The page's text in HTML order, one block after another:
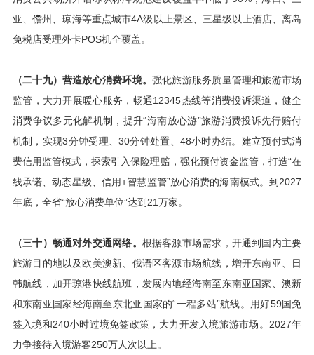
亚、儋州、琼海等重点城市4A级以上景区、三星级以上酒店、离岛
免税店受理外卡POS机全覆盖。
（二十九）营造放心消费环境。 强化旅游服务质量管理和旅游市场
监管，大力开展暖心服务，畅通12345热线等消费投诉渠道，健全
消费争议多元化解机制，提升“海南放心游”旅游消费投诉先行赔付
机制，实现3分钟受理、30分钟处置、48小时办结。建立预付式消
费信用监管模式，探索引入保险理赔，强化预付资金监管，打造“在
线承诺、动态星级、信用+智慧监管”放心消费的海南模式。到2027
年底，全省“放心消费单位”达到21万家。
（三十）畅通对外交通网络。 根据客源市场需求，开通到国内主要
旅游目的地以及欧美澳新、俄语区客源市场航线，增开东南亚、日
韩航线，加开琼港快线航班，发展内地经海南至东南亚国家、澳新
和东南亚国家经海南至东北亚国家的“一程多站”航线。用好59国免
签入境和240小时过境免签政策，大力开发入境旅游市场。2027年
力争接待入境游客250万人次以上。